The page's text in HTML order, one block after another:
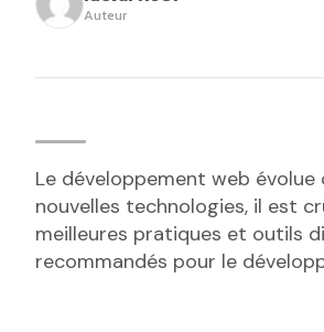
Auteur
Le développement web
nouvelles technologies, il est
meilleures pratiques et outils
recommandés pour le